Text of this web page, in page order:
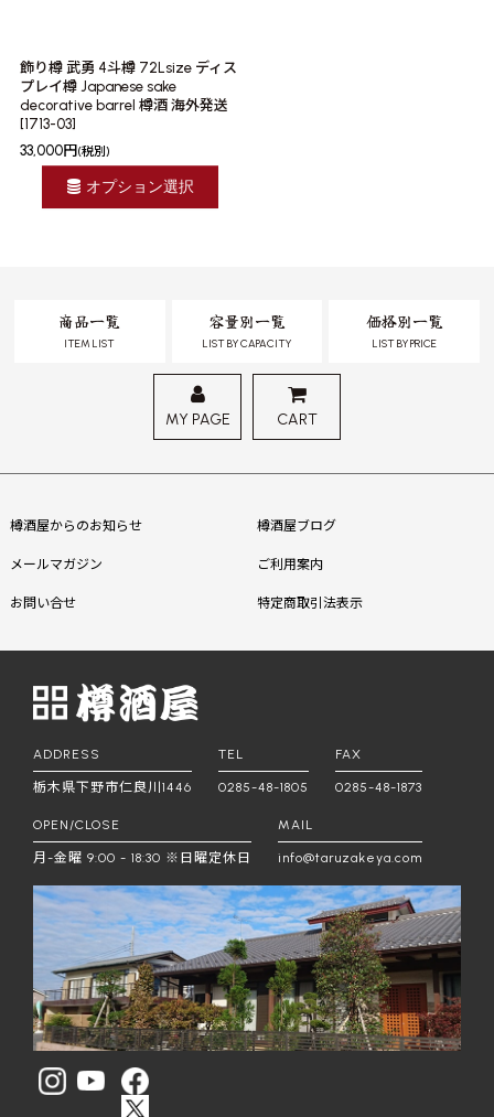
飾り樽 武勇 4斗樽 72Lsize ディス
プレイ樽 Japanese sake
decorative barrel 樽酒 海外発送
[1713-03]
33,000円 (税別)
オプション選択
商品一覧
ITEM LIST
容量別一覧
LIST BY CAPACITY
価格別一覧
LIST BY PRICE
MY PAGE CART
樽酒屋からのお知らせ 樽酒屋ブログ
メールマガジン ご利用案内
お問い合せ 特定商取引法表示
ADDRESS
栃木県下野市仁良川1446
TEL
0285-48-1805
FAX
0285-48-1873
OPEN/CLOSE
月-金曜 9:00 - 18:30 ※日曜定休日
MAIL
info@taruzakeya.com